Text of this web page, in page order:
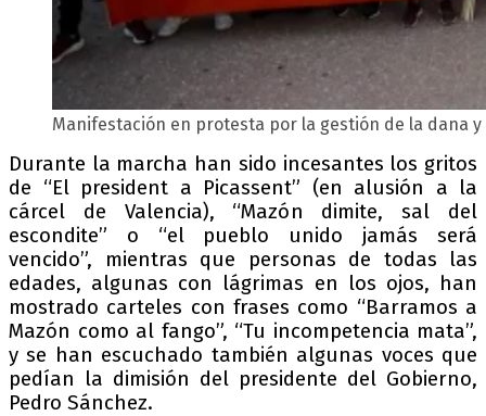
Manifestación en protesta por la gestión de la dana y
Durante la marcha han sido incesantes los gritos
de “El president a Picassent” (en alusión a la
cárcel de Valencia), “Mazón dimite, sal del
escondite” o “el pueblo unido jamás será
vencido”, mientras que personas de todas las
edades, algunas con lágrimas en los ojos, han
mostrado carteles con frases como “Barramos a
Mazón como al fango”, “Tu incompetencia mata”,
y se han escuchado también algunas voces que
pedían la dimisión del presidente del Gobierno,
Pedro Sánchez.